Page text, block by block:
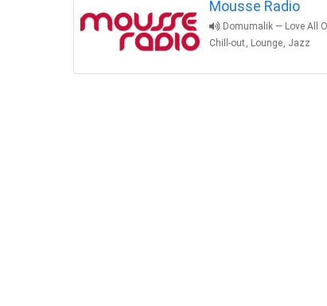
Mousse Radio
Domumalik — Love All
Chill-out , Lounge, Jazz